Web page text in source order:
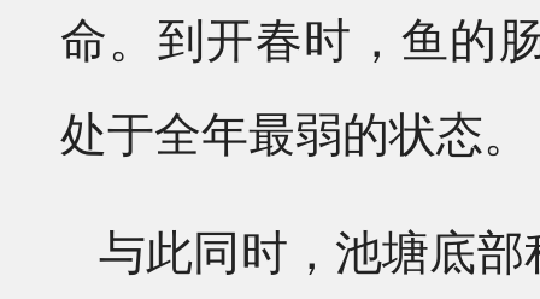
命。到开春时，鱼的
处于全年最弱的状态。
与此同时，池塘底